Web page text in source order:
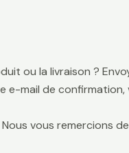
ou la livraison ?
e-mail de
vous remercions